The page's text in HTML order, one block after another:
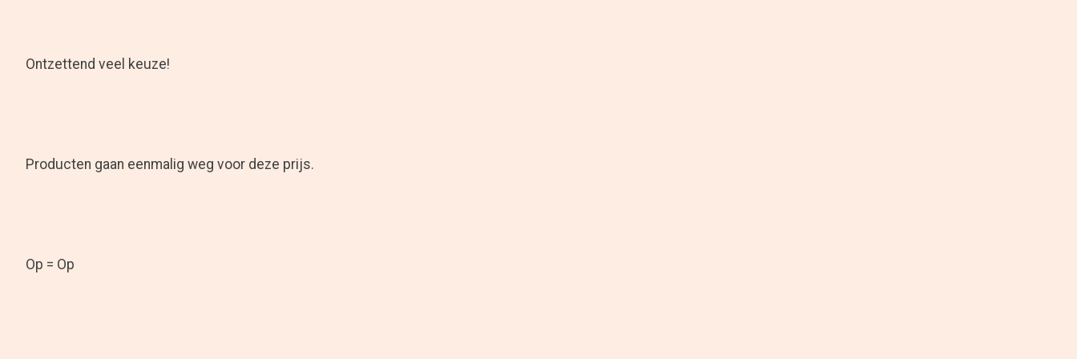
Ontzettend veel keuze!
Producten gaan eenmalig weg voor deze prijs.
Op = Op